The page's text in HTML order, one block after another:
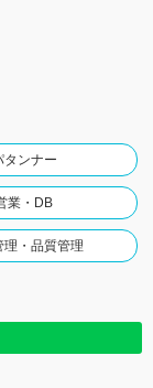
タンナー
業・DB
理・品質管理